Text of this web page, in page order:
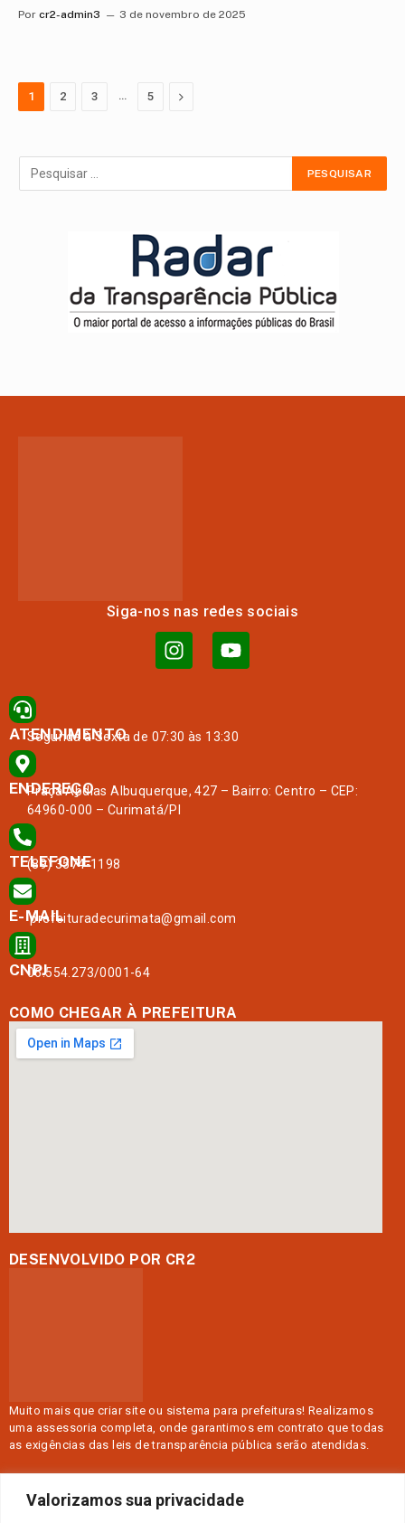
Valorizamos sua privacidade
Por cr2-admin3 3 de novembro de 2025
1 2 3 5 Proximo
Siga-nos nas redes sociais
ATENDIMENTO
Segunda à Sexta de 07:30 às 13:30
ENDEREÇO
Praça Abdias Albuquerque, 427 – Bairro: Centro – CEP:
64960-000 – Curimatá/PI
TELEFONE
(89) 3574-1198
E-MAIL
prefeituradecurimata@gmail.com
COMO CHEGAR À PREFEITURA
Conheça oPNTP e oRadar da Transparência Pública
Todos os direitos reservados aPrefeitura Municipal de Curimatá.